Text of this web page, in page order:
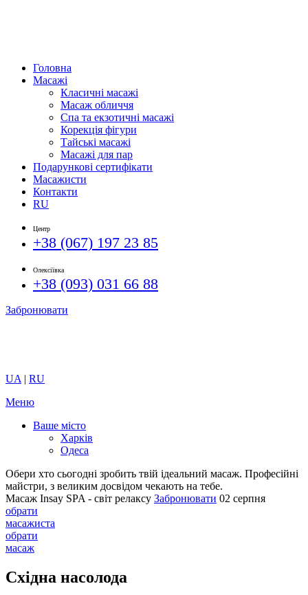
Головна
Масажі
Класичні масажі
Масаж обличчя
Спа та екзотичні масажі
Корекція фігури
Тайські масажі
Масажі для пар
Подарункові сертифікати
Масажисти
Контакти
RU
Центр
+38 (067) 197 23 85
Олексіївка
+38 (093) 031 66 88
Забронювати
UA | RU
Меню
Ваше місто
Харків
Одеса
Обери хто сьогодні зробить твій ідеальний масаж. Професійні
майстри, з великим досвідом чекають на тебе.
Масаж Insay SPA - світ релаксу Забронювати 02 серпня
обрати
масажиста
обрати
масаж
Східна насолода